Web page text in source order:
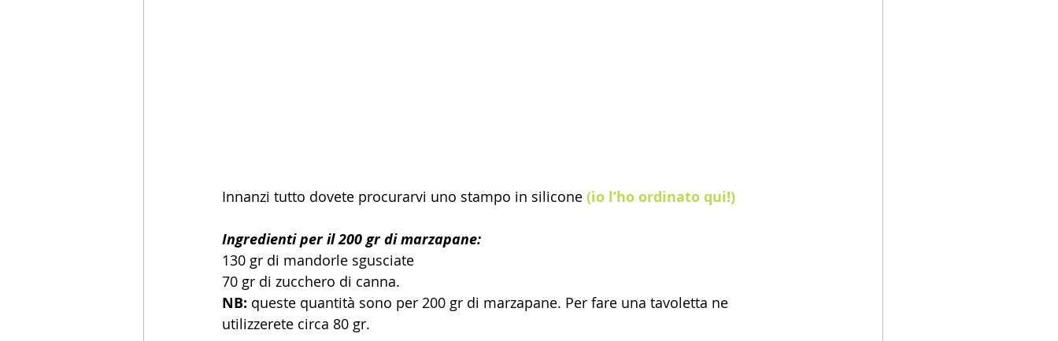
Innanzi tutto dovete procurarvi uno stampo in silicone (io l’ho ordinato qui!)
Ingredienti per il 200 gr di marzapane:
130 gr di mandorle sgusciate
70 gr di zucchero di canna.
NB: queste quantità sono per 200 gr di marzapane. Per fare una tavoletta ne
utilizzerete circa 80 gr.